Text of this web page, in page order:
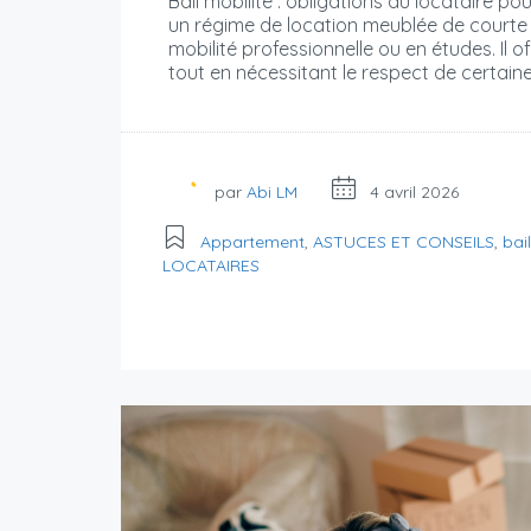
un régime de location meublée de
mobilité professionnelle ou en études. Il
tout en nécessitant le respect de
par Abi LM 4 avril 2026
Appartement, ASTUCES ET CONSEILS,
LOCATAIRES